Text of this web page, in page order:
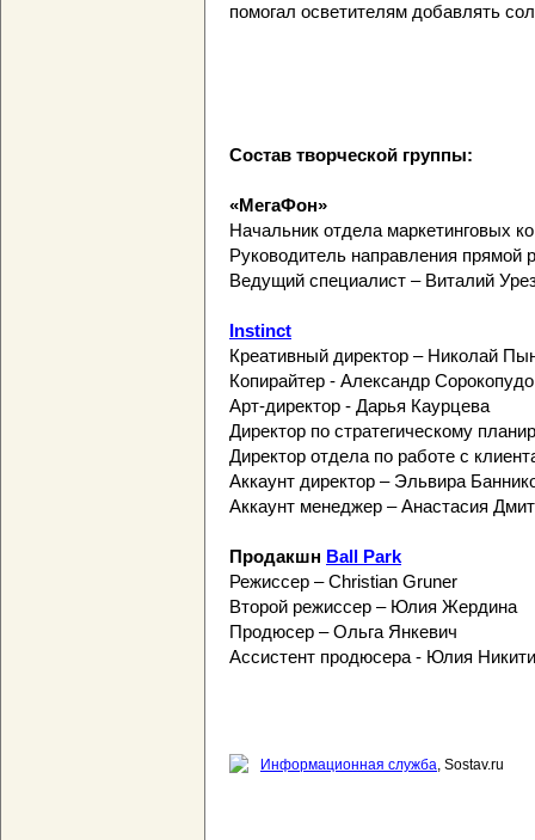
помогал осветителям добавлять
Состав творческой группы:
«МегаФон»
Начальник отдела маркетинговых
Руководитель направления
Ведущий специалист – Виталий
Instinct
Креативный директор – Николай
Копирайтер - Александр
Арт-директор - Дарья Каурцева
Директор по стратегическому
Директор отдела по работе с
Аккаунт директор – Эльвира
Аккаунт менеджер – Анастасия
Продакшн Ball Park
Режиссер – Christian Gruner
Второй режиссер – Юлия Жердина
Продюсер – Ольга Янкевич
Ассистент продюсера - Юлия
Информационная служба, Sostav.ru